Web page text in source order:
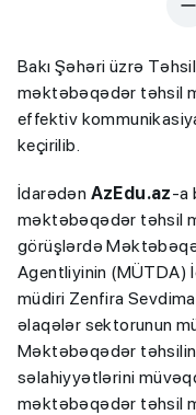
Bakı Şəhəri üzrə
məktəbəqədər təhsil
effektiv
keçirilib.
İdarədən AzEdu.az-a
məktəbəqədər təhsil
görüşlərdə
Agentliyinin (MÜTDA)
müdiri Zenfira
əlaqələr sektorunun
Məktəbəqədər
səlahiyyətlərini
məktəbəqədər təhsil